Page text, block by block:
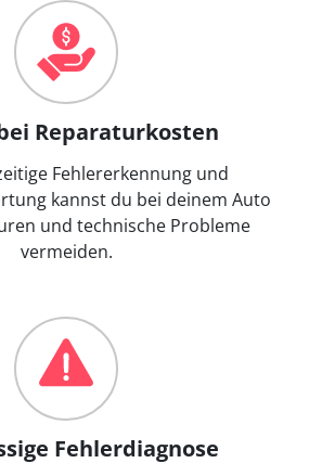
Reparaturkosten
Fehlererkennung und
kannst du bei deinem Auto
und technische Probleme
vermeiden.
Fehlerdiagnose